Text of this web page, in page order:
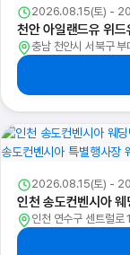
2026.08.15(토) -
천안 아일랜드유 위드
충남 천안시 서북구
2026.08.15(토) -
인천 송도컨벤시아 웨
인천 연수구 센트럴